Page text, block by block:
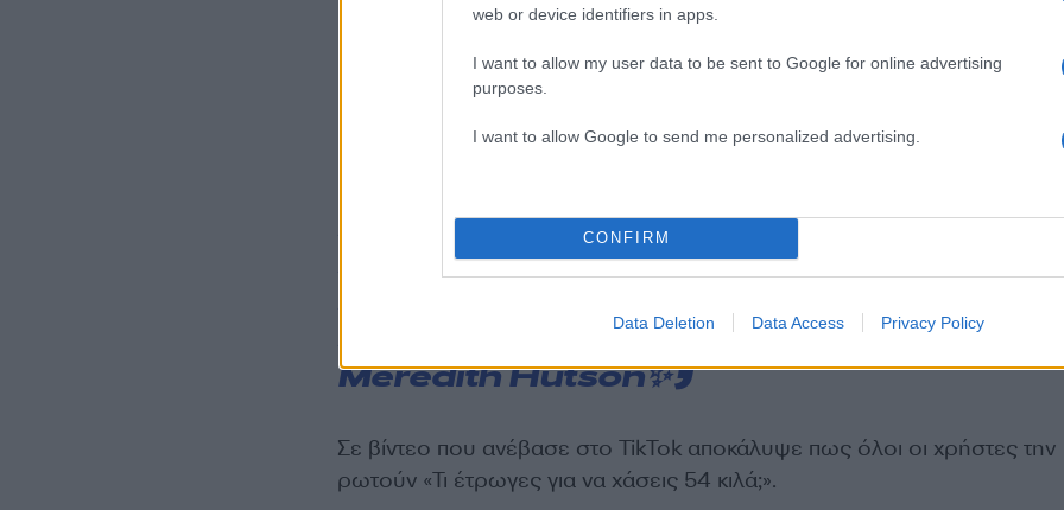
web or device identifiers in apps.
I want to allow my user data to be sent to Google for online advertising
purposes.
I want to allow Google to send me personalized advertising.
CONFIRM
Data Deletion Data Access Privacy Policy
#weightloss
#weightlosstransformation
#weightlossmotivation
♬ original sound –
Meredith Hutson✨
Σε βίντεο που ανέβασε στο TikTok αποκάλυψε πως όλοι οι χρήστες την
ρωτούν «Τι έτρωγες για να χάσεις 54 κιλά;».